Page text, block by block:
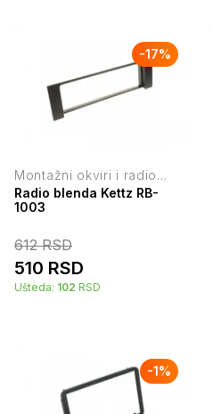
-17%
Montažni okviri i radio
blende
Radio blenda Kettz RB-
1003
612 RSD
510 RSD
Ušteda: 102 RSD
-1%